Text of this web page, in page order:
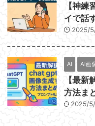
【神
イで話
2025/
AI AI画
【最
方法ま
2025/